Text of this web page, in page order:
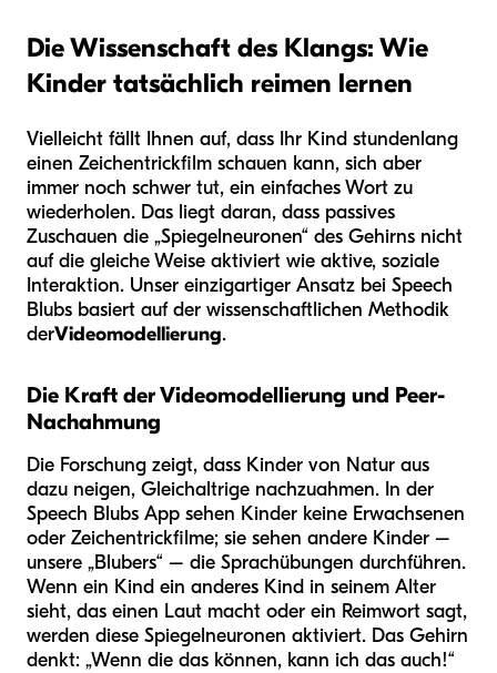
Die Wissenschaft des Klangs: Wie
Kinder tatsächlich reimen lernen
Vielleicht fällt Ihnen auf, dass Ihr Kind stundenlang
einen Zeichentrickfilm schauen kann, sich aber
immer noch schwer tut, ein einfaches Wort zu
wiederholen. Das liegt daran, dass passives
Zuschauen die „Spiegelneuronen“ des Gehirns nicht
auf die gleiche Weise aktiviert wie aktive, soziale
Interaktion. Unser einzigartiger Ansatz bei Speech
Blubs basiert auf der wissenschaftlichen Methodik
derVideomodellierung.
Die Kraft der Videomodellierung und Peer-
Nachahmung
Die Forschung zeigt, dass Kinder von Natur aus
dazu neigen, Gleichaltrige nachzuahmen. In der
Speech Blubs App sehen Kinder keine Erwachsenen
oder Zeichentrickfilme; sie sehen andere Kinder –
unsere „Blubers“ – die Sprachübungen durchführen.
Wenn ein Kind ein anderes Kind in seinem Alter
sieht, das einen Laut macht oder ein Reimwort sagt,
werden diese Spiegelneuronen aktiviert. Das Gehirn
denkt: „Wenn die das können, kann ich das auch!“